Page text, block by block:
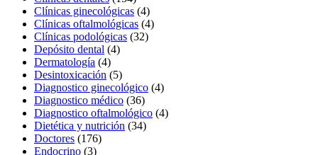
Clínicas ginecológicas (4)
Clínicas oftalmológicas (4)
Clínicas podológicas (32)
Depósito dental (4)
Dermatología (4)
Desintoxicación (5)
Diagnostico ginecológico (4)
Diagnostico médico (36)
Diagnostico oftalmológico (4)
Dietética y nutrición (34)
Doctores (176)
Endocrino (3)